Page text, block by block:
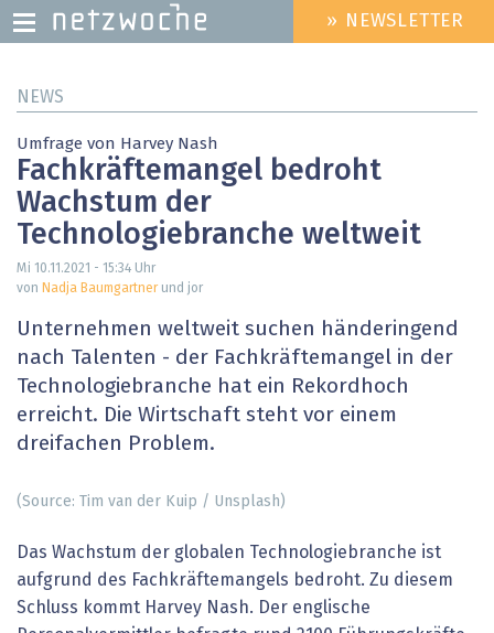
zum
HEADER
MENU
» NEWSLETTER
NEWS
Umfrage von Harvey Nash
Fachkräftemangel bedroht
Wachstum der
Technologiebranche weltweit
Mi 10.11.2021 - 15:34 Uhr
von Nadja Baumgartnerund jor
Unternehmen weltweit suchen händeringend
nach Talenten - der Fachkräftemangel in der
Technologiebranche hat ein Rekordhoch
erreicht. Die Wirtschaft steht vor einem
dreifachen Problem.
(Source: Tim van der Kuip / Unsplash)
Das Wachstum der globalen Technologiebranche ist
aufgrund des Fachkräftemangels bedroht. Zu diesem
Schluss kommt Harvey Nash. Der englische